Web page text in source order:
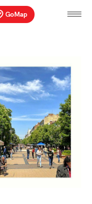
GoMap